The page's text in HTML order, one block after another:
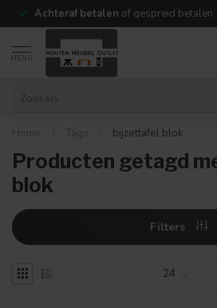
Achteraf betalen of gespreid betalen
MENU
Home Tags bijzettafel blok
Producten getagd
blok
Filters